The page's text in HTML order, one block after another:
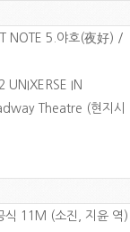
NOTE 5.야호(夜好) /
UNIXERSE IN
Theatre (현지시
식 11M (소진, 지윤 역)